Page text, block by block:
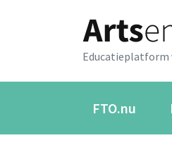
Educatieplatform
FTO.nu